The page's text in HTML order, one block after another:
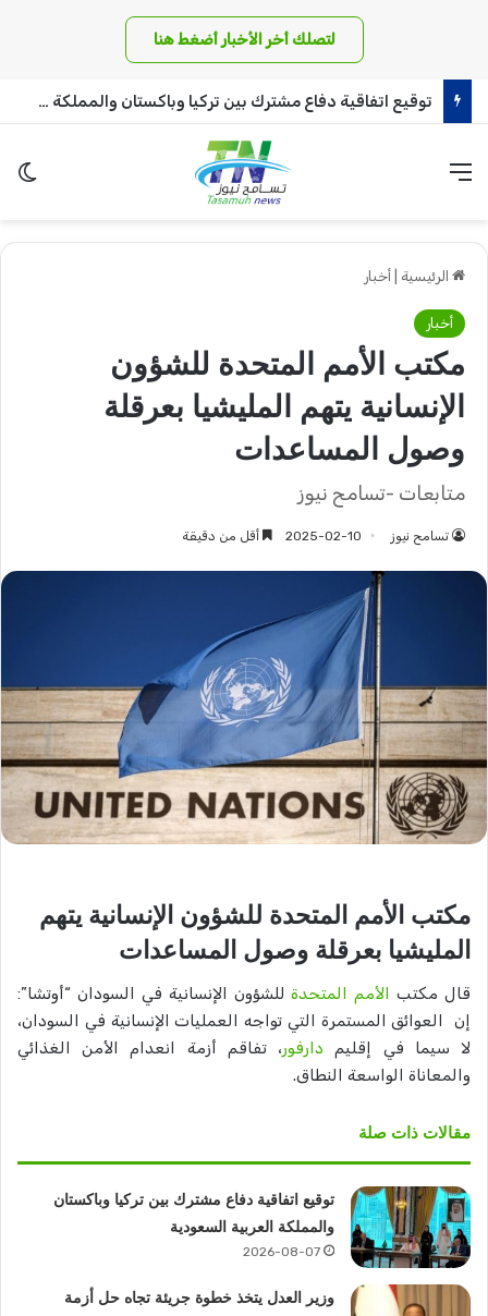
لتصلك أخر الأخبار أضغط هنا
وزير العدل يتخذ خطوة جريئة تجاه حل أزمة الكهرباء!!
القائمة
الرئيسية أخبار
أخبار
مكتب الأمم المتحدة للشؤون
الإنسانية يتهم المليشيا بعرقلة
وصول المساعدات
متابعات -تسامح نيوز
تسامح نيوز 2025-02-10 أقل من دقيقة
مكتب الأمم المتحدة للشؤون الإنسانية يتهم
المليشيا بعرقلة وصول المساعدات
قال مكتب الأمم المتحدةللشؤون الإنسانية في السودان “أوتشا”:
إن العوائق المستمرة التي تواجه العمليات الإنسانية في السودان،
لا سيما في إقليم دارفور، تفاقم أزمة انعدام الأمن الغذائي
والمعاناة الواسعة النطاق.
مقالات ذات صلة
توقيع اتفاقية دفاع مشترك بين تركيا وباكستان
والمملكة العربية السعودية
2026-08-07
وزير العدل يتخذ خطوة جريئة تجاه حل أزمة